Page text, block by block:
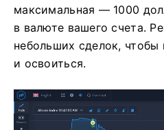
максимальная — 1000
в валюте вашего счета.
небольших сделок, чтобы
и освоиться.